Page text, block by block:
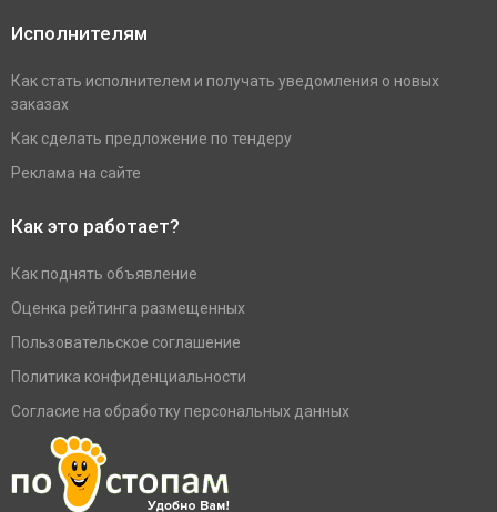
Исполнителям
Как стать исполнителем и получать уведомления о новых
заказах
Как сделать предложение по тендеру
Реклама на сайте
Как это работает?
Как поднять объявление
Оценка рейтинга размещенных
Пользовательское соглашение
Политика конфиденциальности
Согласие на обработку персональных данных